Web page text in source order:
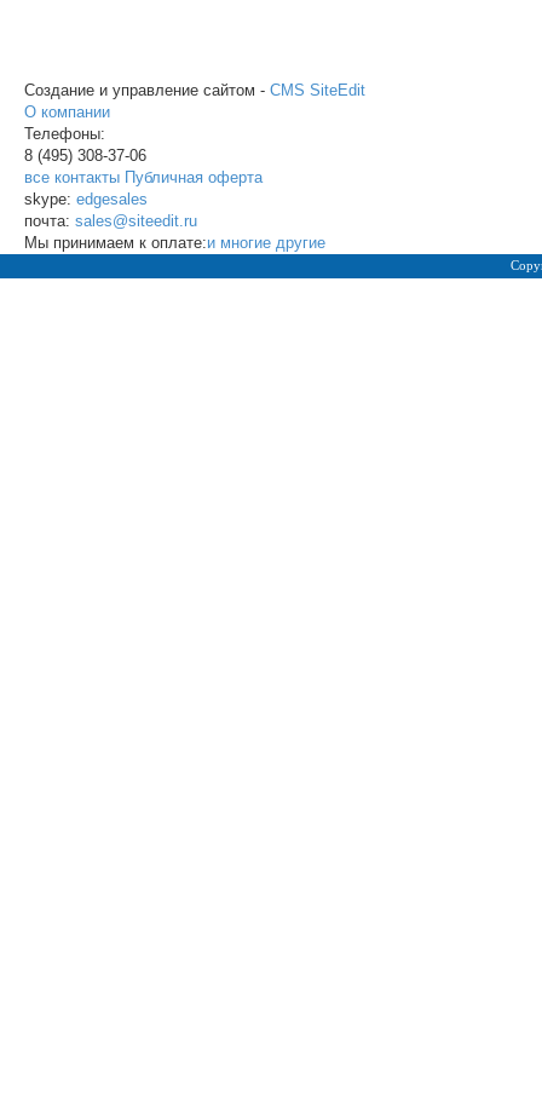
Создание и управление сайтом - CMS SiteEdit
О компании
Телефоны:
8 (495) 308-37-06
все контакты Публичная оферта
skype: edgesales
почта: sales@siteedit.ru
Мы принимаем к оплате:и многие другие